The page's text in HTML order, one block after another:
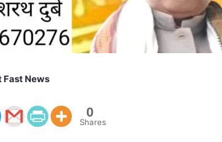
Fast News
0
Shares